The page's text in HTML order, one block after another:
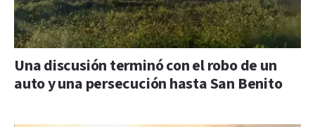
Una discusión terminó con el robo de un
auto y una persecución hasta San Benito